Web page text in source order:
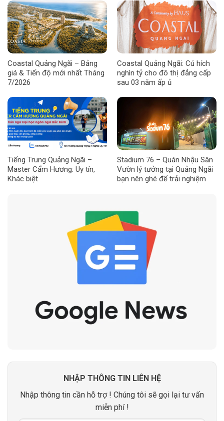
Coastal Quảng Ngãi – Bảng
giá & Tiến độ mới nhất Tháng
7/2026
Coastal Quảng Ngãi: Cú hích
nghìn tỷ cho đô thị đẳng cấp
sau 03 năm ấp ủ
Tiếng Trung Quảng Ngãi –
Master Cẩm Hương: Uy tín,
Khác biệt
Stadium 76 – Quán Nhậu Sân
Vườn lý tưởng tại Quảng Ngãi
bạn nên ghé để trải nghiệm
NHẬP THÔNG TIN LIÊN HỆ
Nhập thông tin cần hỗ trợ ! Chúng tôi sẽ gọi lại tư vấn
miễn phí !